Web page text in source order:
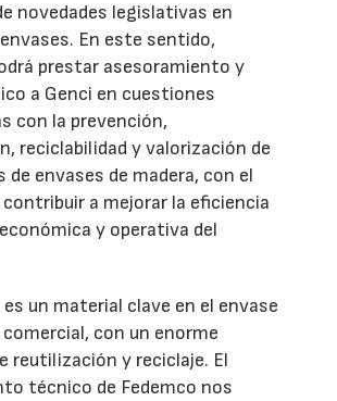
novedades legislativas en
En este sentido,
prestar asesoramiento y
a Genci en cuestiones
con la prevención,
reciclabilidad y valorización de
de envases de madera, con el
a mejorar la eficiencia
y operativa del
es un material clave en el envase
con un enorme
reutilización y reciclaje. El
técnico de Fedemco nos